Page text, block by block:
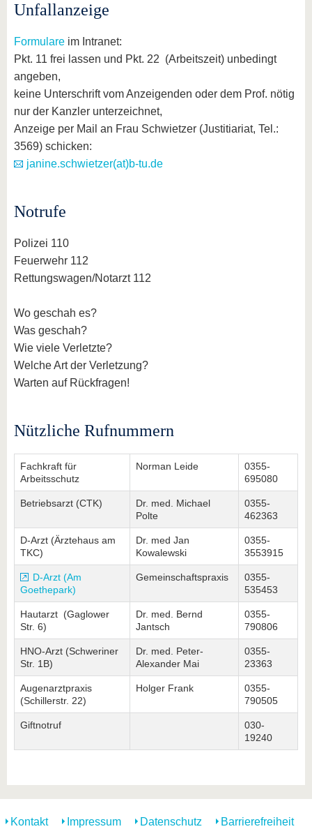
Unfallanzeige
Formulare im Intranet:
Pkt. 11 frei lassen und Pkt. 22 (Arbeitszeit) unbedingt
angeben,
keine Unterschrift vom Anzeigenden oder dem Prof. nötig
nur der Kanzler unterzeichnet,
Anzeige per Mail an Frau Schwietzer (Justitiariat, Tel.:
3569) schicken:
janine.schwietzer(at)b-tu.de
Notrufe
Polizei 110
Feuerwehr 112
Rettungswagen/Notarzt 112
Wo geschah es?
Was geschah?
Wie viele Verletzte?
Welche Art der Verletzung?
Warten auf Rückfragen!
Nützliche Rufnummern
Fachkraft für
Arbeitsschutz
Norman Leide
0355-
695080
Betriebsarzt (CTK)
Dr. med. Michael
Polte
0355-
462363
D-Arzt (Ärztehaus am
TKC)
Dr. med Jan
Kowalewski
0355-
3553915
D-Arzt (Am
Goethepark)
Gemeinschaftspraxis
0355-
535453
Hautarzt (Gaglower
Str. 6)
Dr. med. Bernd
Jantsch
0355-
790806
HNO-Arzt (Schweriner
Str. 1B)
Dr. med. Peter-
Alexander Mai
0355-
23363
Augenarztpraxis
(Schillerstr. 22)
Holger Frank
0355-
790505
Giftnotruf
030-
19240
Kontakt Impressum Datenschutz Barrierefreiheit